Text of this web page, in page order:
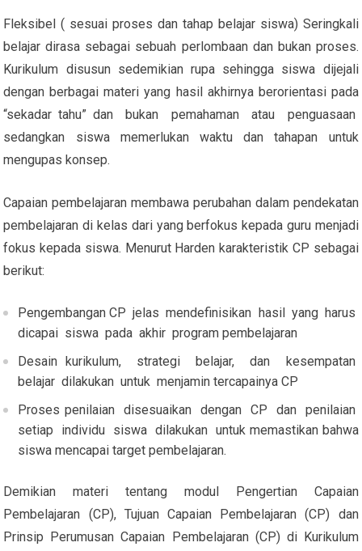
Fleksibel ( sesuai proses dan tahap belajar siswa) Seringkali
belajar dirasa sebagai sebuah perlombaan dan bukan proses.
Kurikulum disusun sedemikian rupa sehingga siswa dijejali
dengan berbagai materi yang hasil akhirnya berorientasi pada
“sekadar tahu” dan bukan pemahaman atau penguasaan
sedangkan siswa memerlukan waktu dan tahapan untuk
mengupas konsep.
Capaian pembelajaran membawa perubahan dalam pendekatan
pembelajaran di kelas dari yang berfokus kepada guru menjadi
fokus kepada siswa. Menurut Harden karakteristik CP sebagai
berikut:
Pengembangan CP jelas mendefinisikan hasil yang harus
dicapai siswa pada akhir program pembelajaran
Desain kurikulum, strategi belajar, dan kesempatan
belajar dilakukan untuk menjamin tercapainya CP
Proses penilaian disesuaikan dengan CP dan penilaian
setiap individu siswa dilakukan untuk memastikan bahwa
siswa mencapai target pembelajaran.
Demikian materi tentang modul Pengertian Capaian
Pembelajaran (CP), Tujuan Capaian Pembelajaran (CP) dan
Prinsip Perumusan Capaian Pembelajaran (CP) di Kurikulum